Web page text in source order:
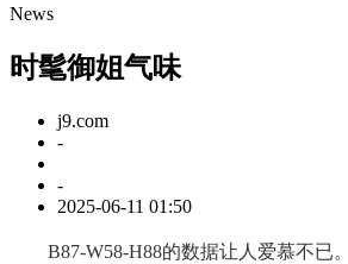
News
时髦御姐气味
j9.com
-
-
2025-06-11 01:50
B87-W58-H88的数据让人爱慕不已。